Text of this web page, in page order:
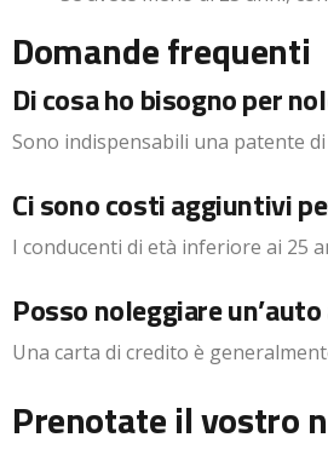
Domande frequenti
Di cosa ho bisogno per
Sono indispensabili una patente
Ci sono costi aggiuntivi
I conducenti di età inferiore ai 25
Posso noleggiare
Una carta di credito è
Prenotate il vostro